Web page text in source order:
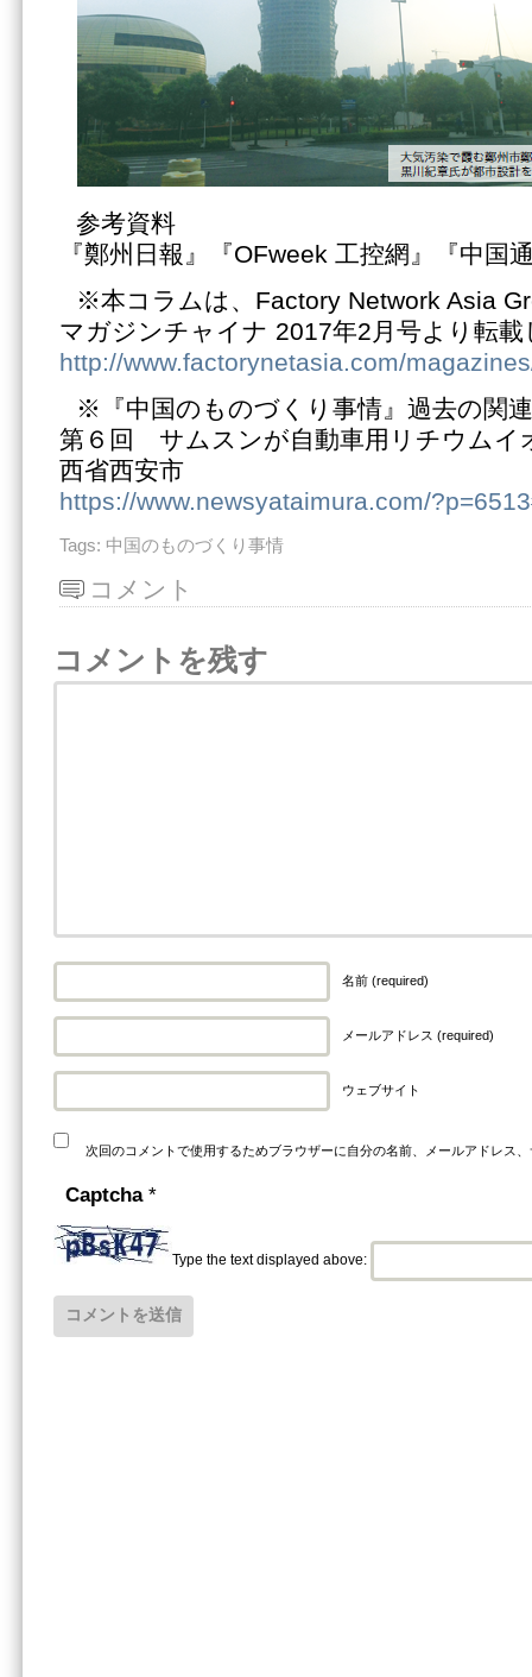
参考資料
『鄭州日報』『OFweek 工控網』『中国
※本コラムは、Factory Network Asia
マガジンチャイナ 2017年2月号より転
http://www.factorynetasia.com/
※『中国のものづくり事情』過去の関
第６回 サムスンが自動車用リチウムイ
西省西安市
https://www.newsyataimura.com/
Tags: 中国のものづくり事情
コメント
コメントを残す
名前 (required)
メールアドレス (required)
ウェブサイト
次回のコメントで使用するためブラウザーに自分の名前、メールアドレス
Captcha *
Type the text displayed above: